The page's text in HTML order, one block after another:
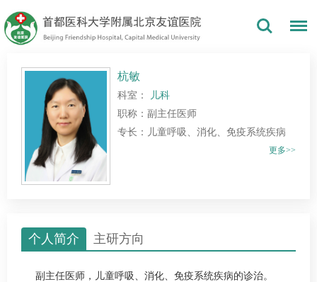
杭敏
科室：
儿科
职称：副主任医师
专长：儿童呼吸、消化、免疫系统疾病
更多>>
个人简介 主研方向
副主任医师，儿童呼吸、消化、免疫系统疾病的诊治。